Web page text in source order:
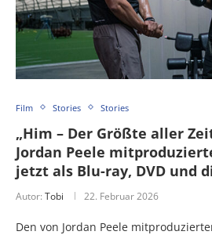
Film Stories Stories
„Him – Der Größte aller
Jordan Peele
jetzt als Blu-ray, DVD und
Autor: Tobi 22. Februar 2026
Den von Jordan Peele